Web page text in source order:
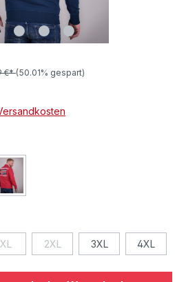
€*(50.01% gespart)
XL 2XL 3XL 4XL